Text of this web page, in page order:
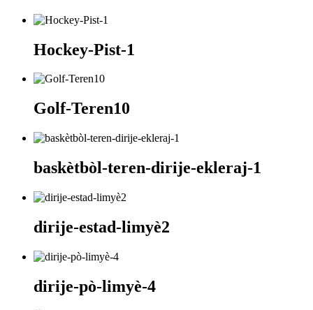
Hockey-Pist-1
Golf-Teren10
baskètbòl-teren-dirije-ekleraj-1
dirije-estad-limyè2
dirije-pò-limyè-4